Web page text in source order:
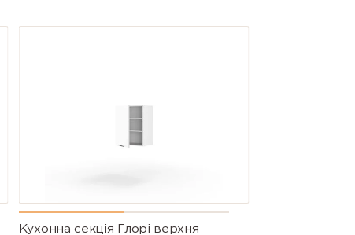
Кухонна секція Глорі верхня